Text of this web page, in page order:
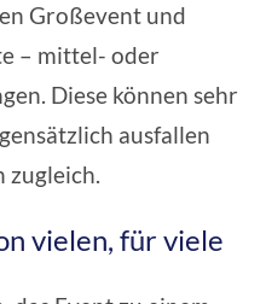
Großevent und
– mittel- oder
Diese können sehr
ausfallen
zugleich.
vielen, für viele